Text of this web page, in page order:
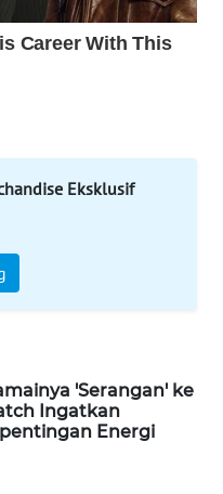
Eksklusif
'Serangan' ke
Ingatkan
Energi